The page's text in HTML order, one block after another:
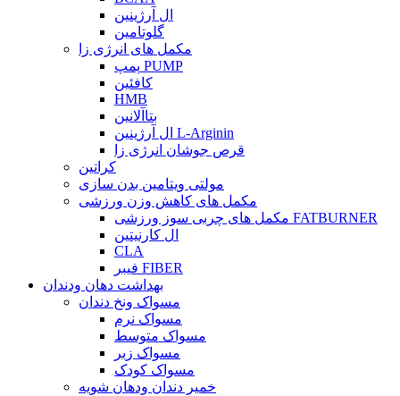
ال آرژینین
گلوتامین
مکمل های انرژی زا
پمپ PUMP
کافئین
HMB
بتاآلانین
ال آرژینین L-Arginin
قرص جوشان انرژی زا
کراتین
مولتی ویتامین بدن سازی
مکمل های کاهش وزن ورزشی
مکمل های چربی سوز ورزشی FATBURNER
ال کارنیتین
CLA
فیبر FIBER
بهداشت دهان ودندان
مسواک ونخ دندان
مسواک نرم
مسواک متوسط
مسواک زبر
مسواک کودک
خمیر دندان ودهان شویه